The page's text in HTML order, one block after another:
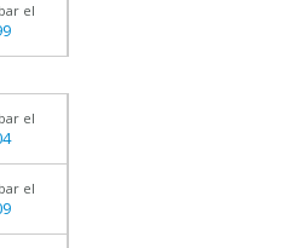
el
el
el